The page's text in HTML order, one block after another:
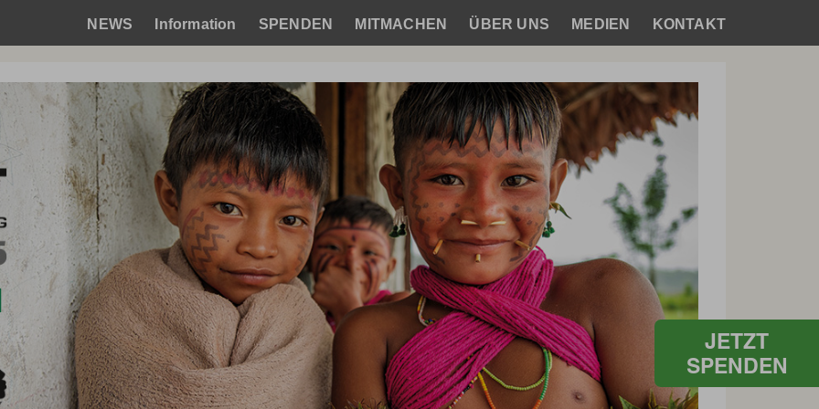
Hauptnavigation
NEWS Information SPENDEN MITMACHEN ÜBER UNS MEDIEN KONTAKT
JETZT
SPENDEN
für die Yanomami